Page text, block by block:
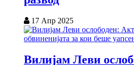
17 Апр 2025
Вилијам Леви